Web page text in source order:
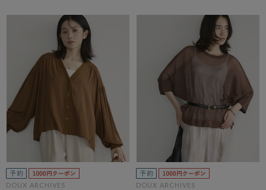
DOUX ARCHIVES DOUX ARCHIVES